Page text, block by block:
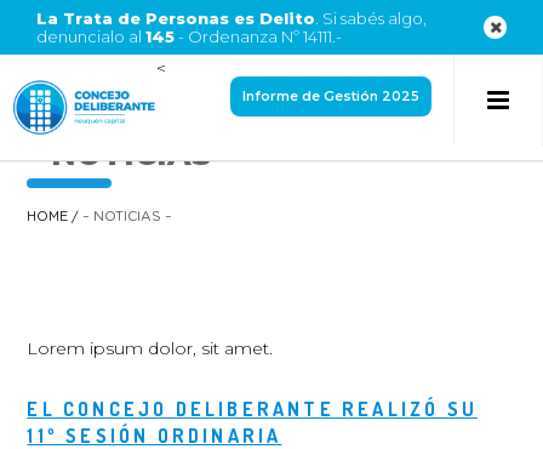
La Trata de Personas es Delito . Si sabés algo,
denuncialo al 145- Ordenanza Nº 14111.-
<
Informe de Gestión 2025
– NOTICIAS –
HOME /– NOTICIAS –
Lorem ipsum dolor, sit amet.
EL CONCEJO DELIBERANTE REALIZÓ SU
11º SESIÓN ORDINARIA